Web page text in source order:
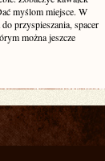
myślom miejsce. W
przyspieszania, spacer
można jeszcze